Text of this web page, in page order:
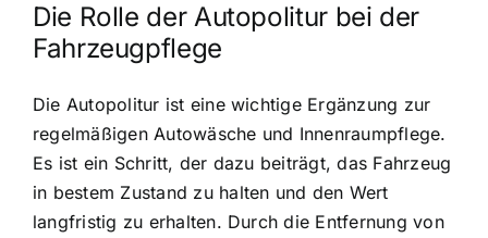
Die Rolle der Autopolitur bei der
Fahrzeugpflege
Die Autopolitur ist eine wichtige Ergänzung zur
regelmäßigen Autowäsche und Innenraumpflege.
Es ist ein Schritt, der dazu beiträgt, das Fahrzeug
in bestem Zustand zu halten und den Wert
langfristig zu erhalten. Durch die Entfernung von